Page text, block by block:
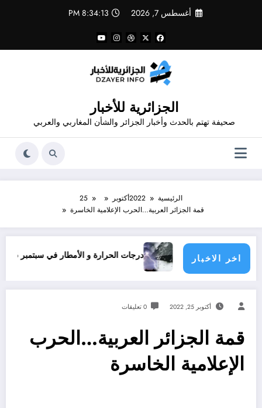
أغسطس 7, 2026 8:34:14 PM
الجزائرية للأخبار
صحيفة تهتم بالحدث وأخبار الجزائر والشأن المغاربي والعربي
الرئيسية 2022أكتوبر
25
قمة الجزائر العربية…الحرب الإعلامية الخاسرة
اخر الاخبار درجات الحرارة و الأمطار في سبتمبر 2026 في الجزائر
أكتوبر 25, 2022 0 تعليقات
قمة الجزائر العربية…الحرب
الإعلامية الخاسرة